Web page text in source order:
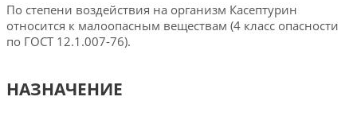
По степени воздействия на организм Касептурин
относится к малоопасным веществам (4 класс опасности
по ГОСТ 12.1.007-76).
НАЗНАЧЕНИЕ